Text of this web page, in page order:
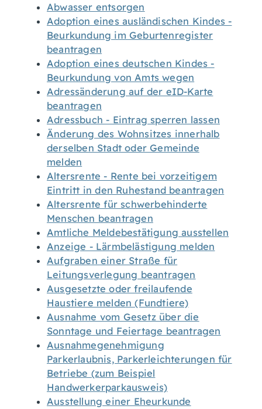
Abwasser entsorgen
Adoption eines ausländischen Kindes -
Beurkundung im Geburtenregister
beantragen
Adoption eines deutschen Kindes -
Beurkundung von Amts wegen
Adressänderung auf der eID-Karte
beantragen
Adressbuch - Eintrag sperren lassen
Änderung des Wohnsitzes innerhalb
derselben Stadt oder Gemeinde
melden
Altersrente - Rente bei vorzeitigem
Eintritt in den Ruhestand beantragen
Altersrente für schwerbehinderte
Menschen beantragen
Amtliche Meldebestätigung ausstellen
Anzeige - Lärmbelästigung melden
Aufgraben einer Straße für
Leitungsverlegung beantragen
Ausgesetzte oder freilaufende
Haustiere melden (Fundtiere)
Ausnahme vom Gesetz über die
Sonntage und Feiertage beantragen
Ausnahmegenehmigung
Parkerlaubnis, Parkerleichterungen für
Betriebe (zum Beispiel
Handwerkerparkausweis)
Ausstellung einer Eheurkunde